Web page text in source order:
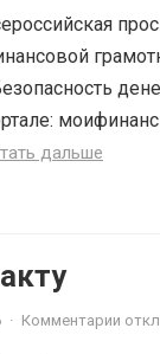
дальше
· Комментарии